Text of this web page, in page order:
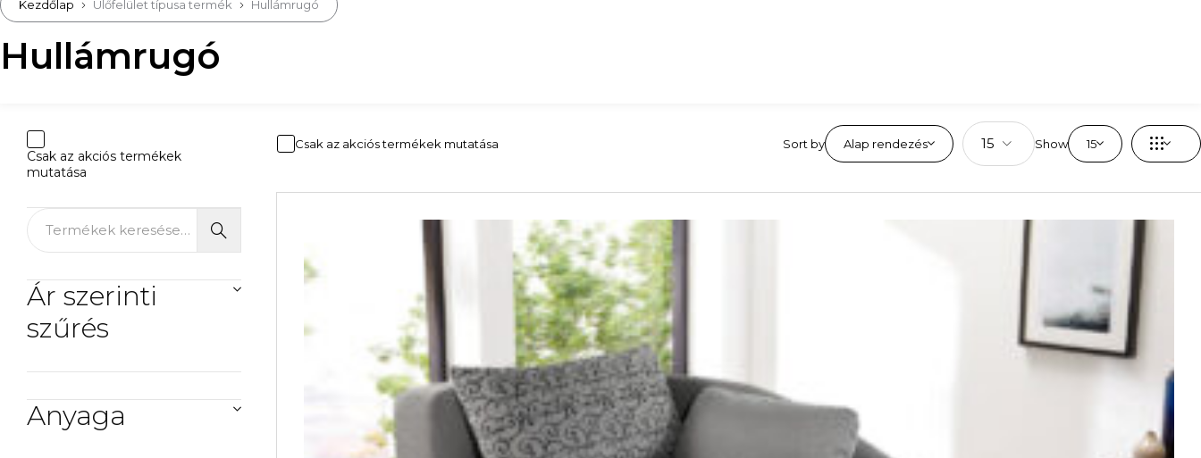
Kezdőlap Ülőfelület típusa termék Hullámrugó
Hullámrugó
Csak az akciós termékek
mutatása
Ár szerinti
szűrés
Anyaga
Csak az akciós termékek mutatása Sort by Alap rendezés Show 15